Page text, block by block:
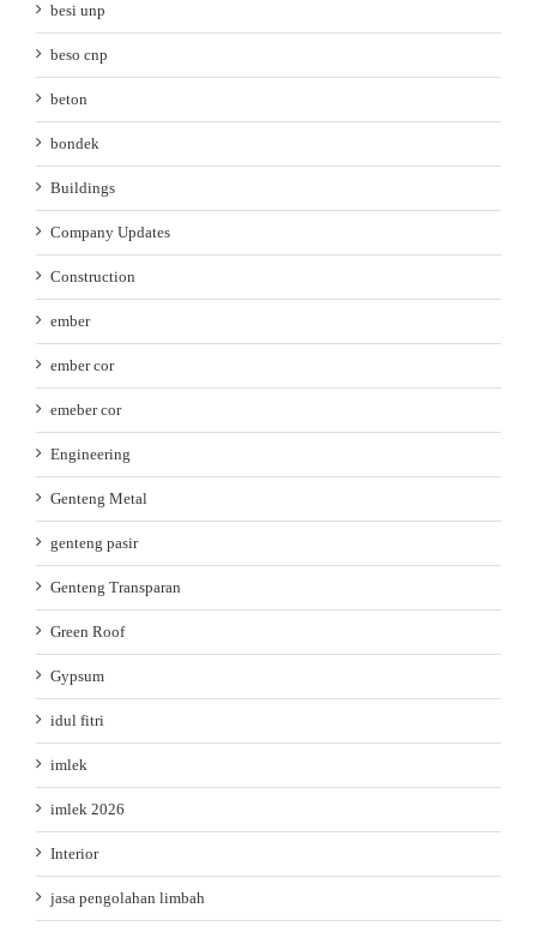
besi unp
beso cnp
beton
bondek
Buildings
Company Updates
Construction
ember
ember cor
emeber cor
Engineering
Genteng Metal
genteng pasir
Genteng Transparan
Green Roof
Gypsum
idul fitri
imlek
imlek 2026
Interior
jasa pengolahan limbah